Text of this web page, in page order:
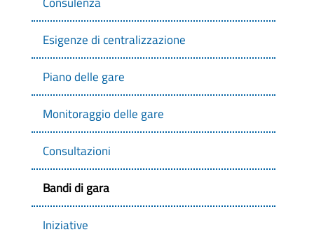
Esigenze di centralizzazione
Piano delle gare
Monitoraggio delle gare
Consultazioni
Bandi di gara
Iniziative